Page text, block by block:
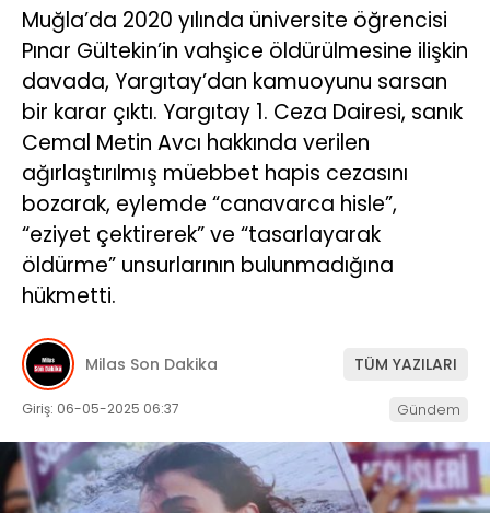
İhbar Hattı
Instagram
GENEL
İLETIŞIM
KÜNYE
Muğla’da 2020 yılında üniversite öğrencisi
Pınar Gültekin’in vahşice öldürülmesine ilişkin
davada, Yargıtay’dan kamuoyunu sarsan
bir karar çıktı. Yargıtay 1. Ceza Dairesi, sanık
Cemal Metin Avcı hakkında verilen
ağırlaştırılmış müebbet hapis cezasını
bozarak, eylemde “canavarca hisle”,
“eziyet çektirerek” ve “tasarlayarak
öldürme” unsurlarının bulunmadığına
hükmetti.
Milas Son Dakika TÜM YAZILARI
Giriş: 06-05-2025 06:37 Gündem